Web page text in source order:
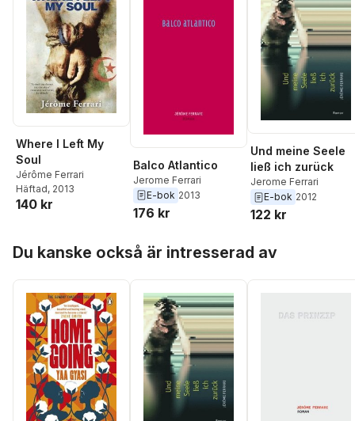
Where I Left My
Soul
Jérôme Ferrari
Häftad, 2013
140 kr
Balco Atlantico
Jerome Ferrari
E-bok 2013
176 kr
Und meine Seele
ließ ich zurück
Jerome Ferrari
E-bok 2012
122 kr
Du kanske också är intresserad av